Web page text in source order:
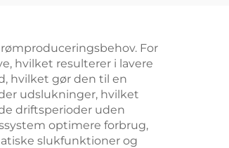
For
hvilket resulterer i lavere
hvilket gør den til en
udslukninger, hvilket
driftsperioder uden
optimere forbrug,
slukfunktioner og